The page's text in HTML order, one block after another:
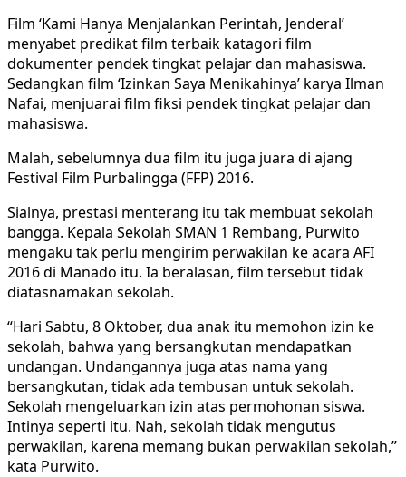
Film ‘Kami Hanya Menjalankan Perintah, Jenderal’
menyabet predikat film terbaik katagori film
dokumenter pendek tingkat pelajar dan mahasiswa.
Sedangkan film ‘Izinkan Saya Menikahinya’ karya Ilman
Nafai, menjuarai film fiksi pendek tingkat pelajar dan
mahasiswa.
Malah, sebelumnya dua film itu juga juara di ajang
Festival Film Purbalingga (FFP) 2016.
Sialnya, prestasi menterang itu tak membuat sekolah
bangga. Kepala Sekolah SMAN 1 Rembang, Purwito
mengaku tak perlu mengirim perwakilan ke acara AFI
2016 di Manado itu. Ia beralasan, film tersebut tidak
diatasnamakan sekolah.
“Hari Sabtu, 8 Oktober, dua anak itu memohon izin ke
sekolah, bahwa yang bersangkutan mendapatkan
undangan. Undangannya juga atas nama yang
bersangkutan, tidak ada tembusan untuk sekolah.
Sekolah mengeluarkan izin atas permohonan siswa.
Intinya seperti itu. Nah, sekolah tidak mengutus
perwakilan, karena memang bukan perwakilan sekolah,”
kata Purwito.